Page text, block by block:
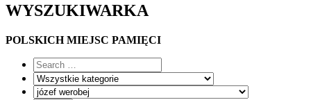
WYSZUKIWARKA
POLSKICH MIEJSC PAMIĘCI